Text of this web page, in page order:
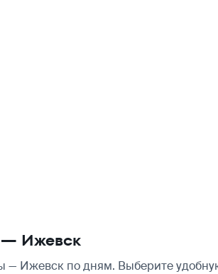
Ижевск
по дням. Выберите